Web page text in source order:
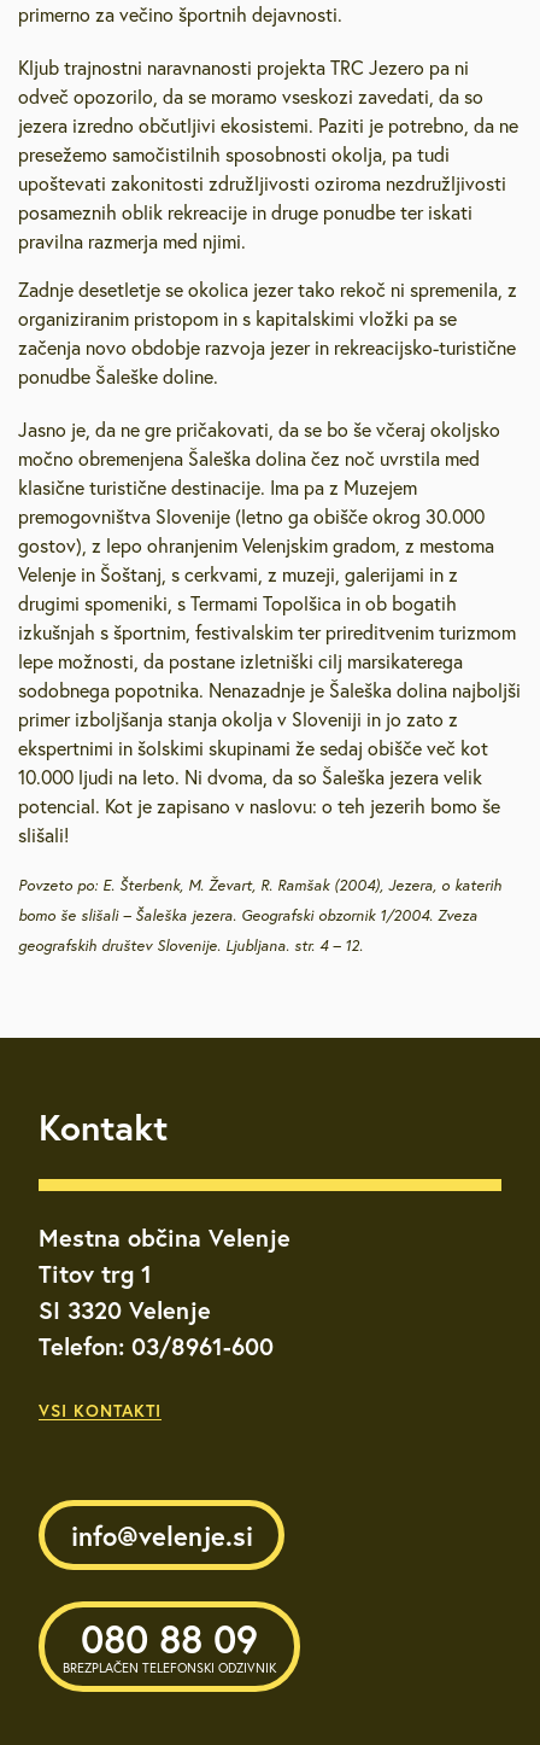
primerno za večino športnih dejavnosti.
Kljub trajnostni naravnanosti projekta TRC Jezero pa ni
odveč opozorilo, da se moramo vseskozi zavedati, da so
jezera izredno občutljivi ekosistemi. Paziti je potrebno, da ne
presežemo samočistilnih sposobnosti okolja, pa tudi
upoštevati zakonitosti združljivosti oziroma nezdružljivosti
posameznih oblik rekreacije in druge ponudbe ter iskati
pravilna razmerja med njimi.
Zadnje desetletje se okolica jezer tako rekoč ni spremenila, z
organiziranim pristopom in s kapitalskimi vložki pa se
začenja novo obdobje razvoja jezer in rekreacijsko-turistične
ponudbe Šaleške doline.
Jasno je, da ne gre pričakovati, da se bo še včeraj okoljsko
močno obremenjena Šaleška dolina čez noč uvrstila med
klasične turistične destinacije. Ima pa z Muzejem
premogovništva Slovenije (letno ga obišče okrog 30.000
gostov), z lepo ohranjenim Velenjskim gradom, z mestoma
Velenje in Šoštanj, s cerkvami, z muzeji, galerijami in z
drugimi spomeniki, s Termami Topolšica in ob bogatih
izkušnjah s športnim, festivalskim ter prireditvenim turizmom
lepe možnosti, da postane izletniški cilj marsikaterega
sodobnega popotnika. Nenazadnje je Šaleška dolina najboljši
primer izboljšanja stanja okolja v Sloveniji in jo zato z
ekspertnimi in šolskimi skupinami že sedaj obišče več kot
10.000 ljudi na leto. Ni dvoma, da so Šaleška jezera velik
potencial. Kot je zapisano v naslovu: o teh jezerih bomo še
slišali!
Povzeto po: E. Šterbenk, M. Ževart, R. Ramšak (2004), Jezera, o katerih
bomo še slišali – Šaleška jezera. Geografski obzornik 1/2004. Zveza
geografskih društev Slovenije. Ljubljana. str. 4 – 12.
Kontakt
Mestna občina Velenje
Titov trg 1
SI 3320 Velenje
Telefon: 03/8961-600
VSI KONTAKTI
info@velenje.si
080 88 09
BREZPLAČEN TELEFONSKI ODZIVNIK